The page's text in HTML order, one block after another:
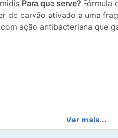
Para que serve? Fórmula
do carvão ativado a uma
ação antibacteriana que
Ver mais...